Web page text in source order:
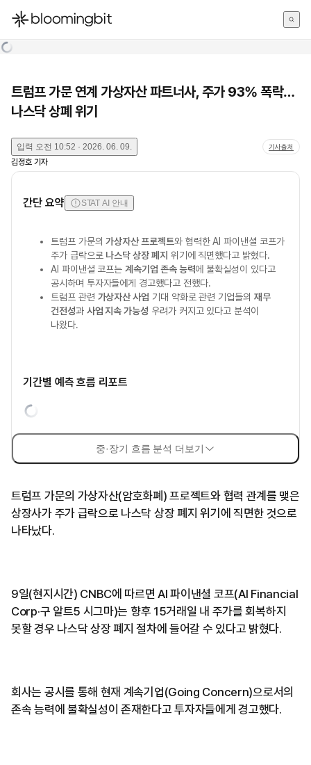
한국어
트럼프 가문 연계 가상자산 파트너사, 주가 93% 폭락…
나스닥 상폐 위기
입력 오전 10:52 · 2026. 06. 09. 기사출처
김정호 기자
간단 요약 STAT AI 안내
트럼프 가문의가상자산 프로젝트와 협력한 AI 파이낸셜 코프가
주가 급락으로 나스닥 상장 폐지 위기에 직면했다고 밝혔다.
AI 파이낸셜 코프는계속기업 존속 능력에 불확실성이 있다고
공시하며 투자자들에게 경고했다고 전했다.
트럼프 관련 가상자산 사업 기대 약화로 관련 기업들의 재무
건전성과 사업 지속 가능성 우려가 커지고 있다고 분석이
나왔다.
기간별 예측 흐름 리포트
중·장기 흐름 분석 더보기
트럼프 가문의 가상자산(암호화폐) 프로젝트와 협력 관계를 맺은
상장사가 주가 급락으로 나스닥 상장 폐지 위기에 직면한 것으로
나타났다.
9일(현지시간) CNBC에 따르면 AI 파이낸셜 코프(AI Financial
Corp·구 알트5 시그마)는 향후 15거래일 내 주가를 회복하지
못할 경우 나스닥 상장 폐지 절차에 들어갈 수 있다고 밝혔다.
회사는 공시를 통해 현재 계속기업(Going Concern)으로서의
존속 능력에 불확실성이 존재한다고 투자자들에게 경고했다.